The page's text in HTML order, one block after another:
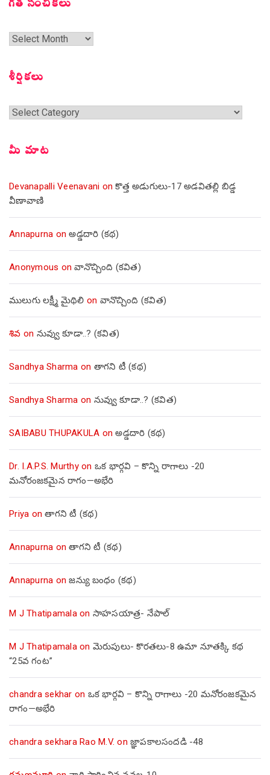
గత సంచికలు
గత
శీర్షికలు
శీర్షికలు
మీ మాట
Devanapalli Veenavani onకొత్త అడుగులు-17 అడవితల్లి బిడ్డ
వీణావాణి
Annapurna onఅడ్డదారి (కథ)
Anonymous onవానొచ్చింది (కవిత)
ములుగు లక్ష్మీ మైథిలి on వానొచ్చింది (కవిత)
శివ on నువ్వు కూడా..? (కవిత)
Sandhya Sharma on తాగని టీ (కథ)
Sandhya Sharma on నువ్వు కూడా..? (కవిత)
SAIBABU THUPAKULA onఅడ్డదారి (కథ)
Dr. I.A.P.S. Murthyon ఒక భార్గవి – కొన్ని రాగాలు -20
మనోరంజకమైన రాగం—అభేరి
Priya onతాగని టీ (కథ)
Annapurna onతాగని టీ (కథ)
Annapurna onజన్యు బంధం (కథ)
M J Thatipamalaon సాహసయాత్ర- నేపాల్‌
M J Thatipamalaon మెరుపులు- కొరతలు-8 ఉమా నూతక్కి కథ
“25వ గంట”
chandra sekhar on ఒక భార్గవి – కొన్ని రాగాలు -20 మనోరంజకమైన
రాగం—అభేరి
chandra sekhara Rao M.V. on జ్ఞాపకాలసందడి -48